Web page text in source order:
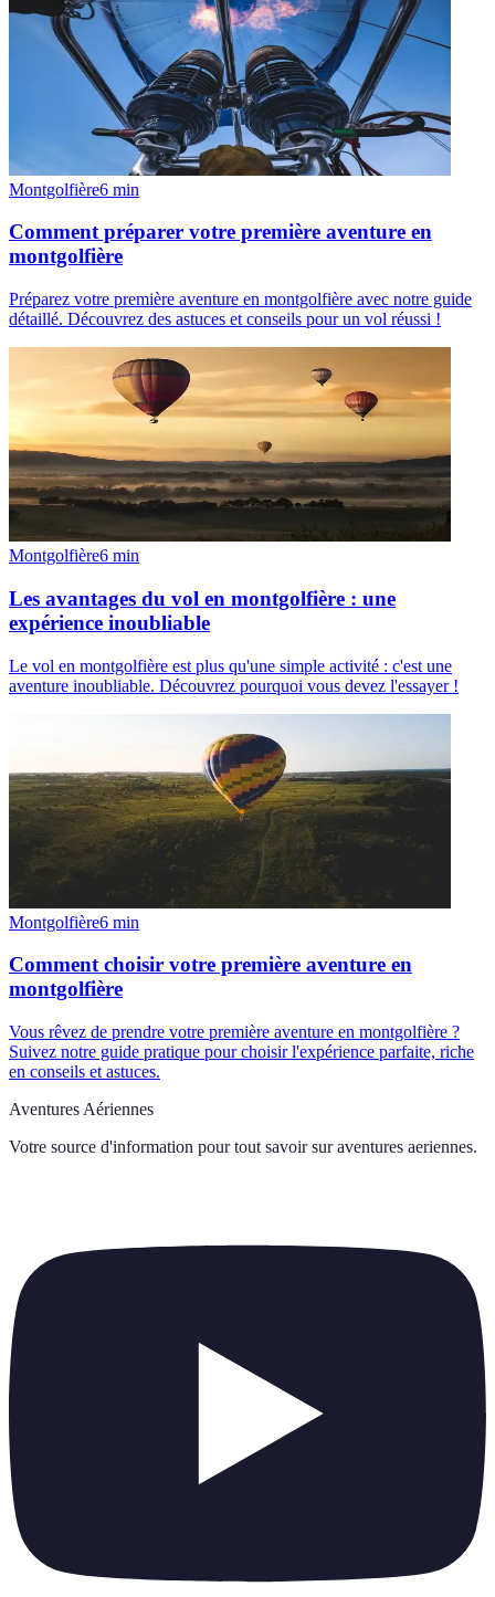
Montgolfière6 min
Comment préparer votre première aventure en
montgolfière
Préparez votre première aventure en montgolfière avec notre guide
détaillé. Découvrez des astuces et conseils pour un vol réussi !
Montgolfière6 min
Les avantages du vol en montgolfière : une
expérience inoubliable
Le vol en montgolfière est plus qu'une simple activité : c'est une
aventure inoubliable. Découvrez pourquoi vous devez l'essayer !
Montgolfière6 min
Comment choisir votre première aventure en
montgolfière
Vous rêvez de prendre votre première aventure en montgolfière ?
Suivez notre guide pratique pour choisir l'expérience parfaite, riche
en conseils et astuces.
Aventures Aériennes
Votre source d'information pour tout savoir sur aventures aeriennes.